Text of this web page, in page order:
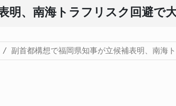
明、南海トラフリスク回避で
副首都構想で福岡県知事が立候補表明、南海